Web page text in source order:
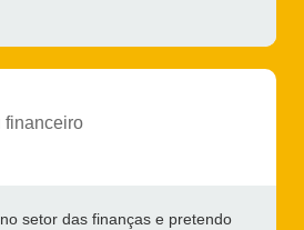
financeiro
setor das finanças e pretendo